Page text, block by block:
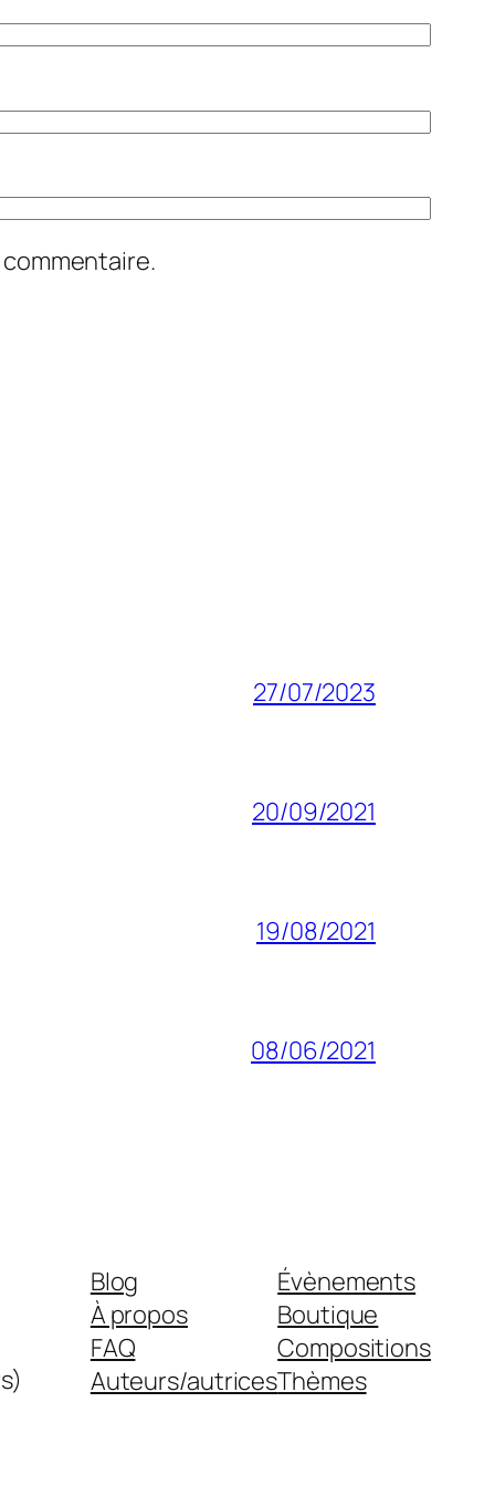
27/07/2023
20/09/2021
19/08/2021
08/06/2021
Blog
À propos
FAQ
Auteurs/autrices
Évènements
Boutique
Compositions
Thèmes